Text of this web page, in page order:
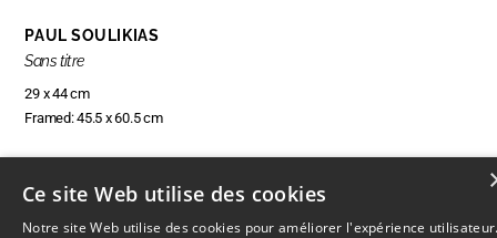
PAUL SOULIKIAS
Sans titre
29 x 44 cm
Framed: 45.5 x 60.5 cm
Ce site Web utilise des cookies
Notre site Web utilise des cookies pour améliorer l'expérience